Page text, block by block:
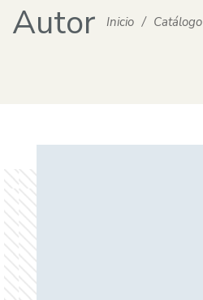
Autor Inicio / Catálogo